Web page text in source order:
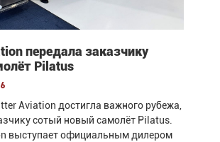
передала заказчику
Pilatus
Aviation достигла важного рубежа,
сотый новый самолёт Pilatus.
выступает официальным дилером